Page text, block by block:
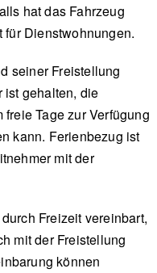
hat das Fahrzeug
Dienstwohnungen.
seiner Freistellung
ist gehalten, die
Tage zur Verfügung
kann. Ferienbezug ist
mit der
Freizeit vereinbart,
mit der Freistellung
können